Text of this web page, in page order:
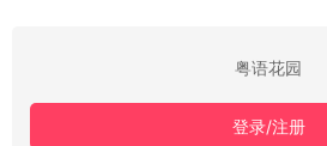
粤语花园
登录/注册